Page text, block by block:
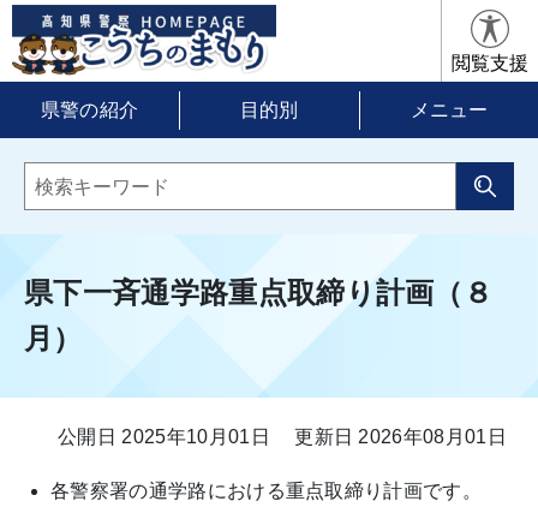
閲覧支援
県警の紹介 目的別 メニュー
県下一斉通学路重点取締り計画（８
月）
公開日 2025年10月01日 更新日 2026年08月01日
各警察署の通学路における重点取締り計画です。